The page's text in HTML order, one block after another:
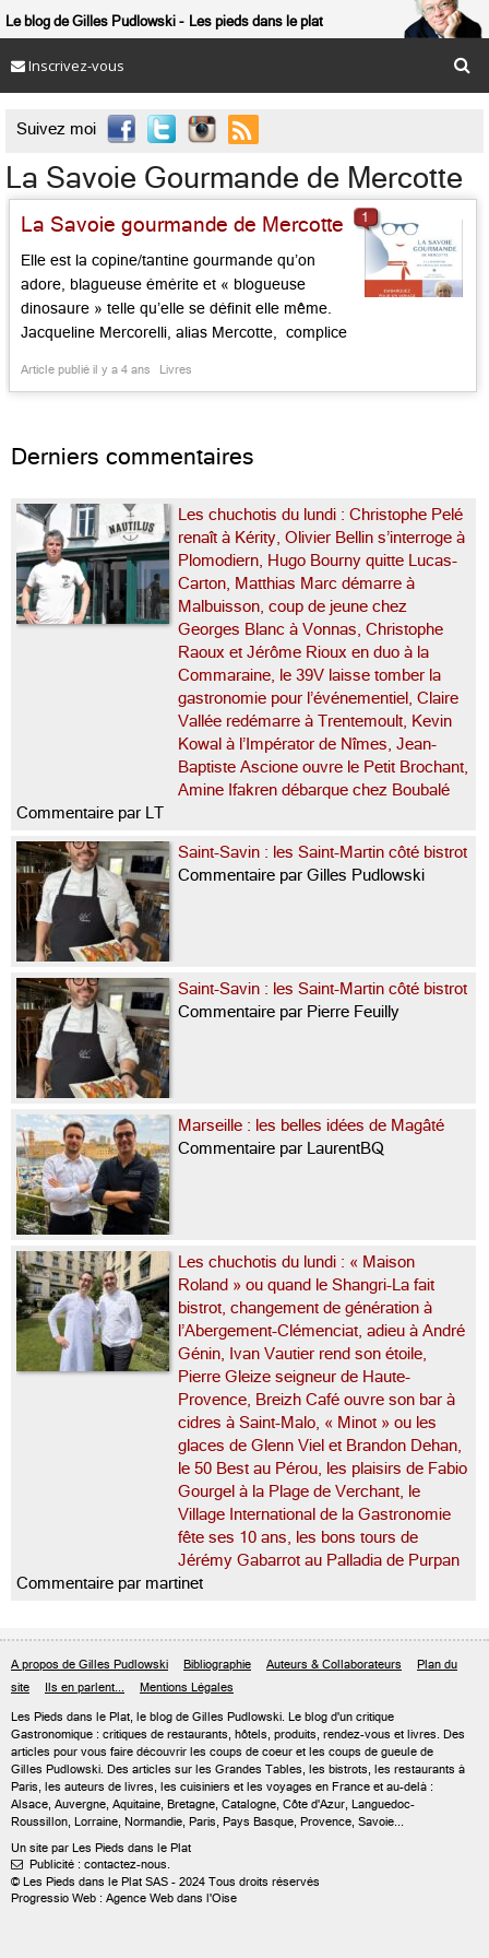
Le blog de Gilles Pudlowski Les pieds dans le plat
Inscrivez-vous
Suivez moi 
La Savoie Gourmande de Mercotte
La Savoie gourmande de Mercotte
Elle est la copine/tantine gourmande qu’on
adore, blagueuse émérite et « blogueuse
dinosaure » telle qu’elle se définit elle même.
Jacqueline Mercorelli, alias Mercotte, complice
n’oublie pas qu’elle est native d’Aix les Bains,
[…]...
Article publié il y a 4 ans Livres
1
Derniers commentaires
Les chuchotis du lundi : Christophe Pelé
renaît à Kérity, Olivier Bellin s’interroge à
Plomodiern, Hugo Bourny quitte Lucas-
Carton, Matthias Marc démarre à
Malbuisson, coup de jeune chez
Georges Blanc à Vonnas, Christophe
Raoux et Jérôme Rioux en duo à la
Commaraine, le 39V laisse tomber la
gastronomie pour l’événementiel, Claire
Vallée redémarre à Trentemoult, Kevin
Kowal à l’Impérator de Nîmes, Jean-
Baptiste Ascione ouvre le Petit Brochant,
Amine Ifakren débarque chez Boubalé
Commentaire par LT
Saint-Savin : les Saint-Martin côté bistrot
Commentaire par Gilles Pudlowski
Saint-Savin : les Saint-Martin côté bistrot
Commentaire par Pierre Feuilly
Marseille : les belles idées de Magâté
Commentaire par LaurentBQ
Les chuchotis du lundi : « Maison
Roland » ou quand le Shangri-La fait
bistrot, changement de génération à
l’Abergement-Clémenciat, adieu à André
Génin, Ivan Vautier rend son étoile,
Pierre Gleize seigneur de Haute-
Provence, Breizh Café ouvre son bar à
cidres à Saint-Malo, « Minot » ou les
glaces de Glenn Viel et Brandon Dehan,
le 50 Best au Pérou, les plaisirs de Fabio
Gourgel à la Plage de Verchant, le
Village International de la Gastronomie
fête ses 10 ans, les bons tours de
Jérémy Gabarrot au Palladia de Purpan
Commentaire par martinet
A propos de Gilles Pudlowski Bibliographie Auteurs & Collaborateurs
Plan du
site
Ils en parlent... Mentions Légales
Les Pieds dans le Plat, le blog de Gilles Pudlowski. Le blog d'un critique
Gastronomique : critiques de restaurants, hôtels, produits, rendez-vous et livres. Des
articles pour vous faire découvrir les coups de coeur et les coups de gueule de
Gilles Pudlowski. Des articles sur les Grandes Tables, les bistrots, les restaurants à
Paris, les auteurs de livres, les cuisiniers et les voyages en France et au-delà :
Alsace, Auvergne, Aquitaine, Bretagne, Catalogne, Côte d'Azur, Languedoc-
Roussillon, Lorraine, Normandie, Paris, Pays Basque, Provence, Savoie...
Un site par Les Pieds dans le Plat
 Publicité : contactez-nous.
© Les Pieds dans le Plat SAS - 2024 Tous droits réservés
Progressio Web : Agence Web dans l'Oise